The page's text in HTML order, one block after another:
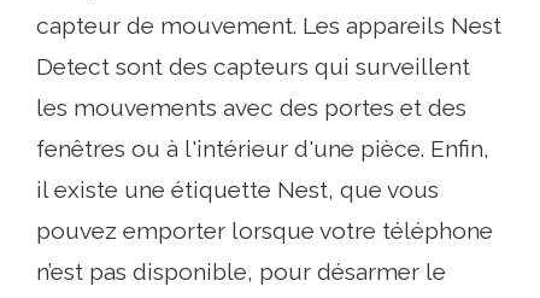
capteur de mouvement. Les appareils Nest
Detect sont des capteurs qui surveillent
les mouvements avec des portes et des
fenêtres ou à l'intérieur d'une pièce. Enfin,
il existe une étiquette Nest, que vous
pouvez emporter lorsque votre téléphone
n’est pas disponible, pour désarmer le